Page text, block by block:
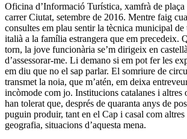
Oficina d’Informació Turística, xamfrà de plaça
carrer Ciutat, setembre de 2016. Mentre faig
consultes em plau sentir la tècnica municipal de
italià a la família estrangera que em precedeix.
torn, la jove funcionària se’m dirigeix en
d’assessorar-me. Li demano si em pot fer les
em diu que no el sap parlar. El somriure de
transmet la noia, que m’atén, em deixa
incòmode com jo. Institucions catalanes i altres
han tolerat que, després de quaranta anys de
puguin produir, tant en el Cap i casal com altres
geografia, situacions d’aquesta mena.